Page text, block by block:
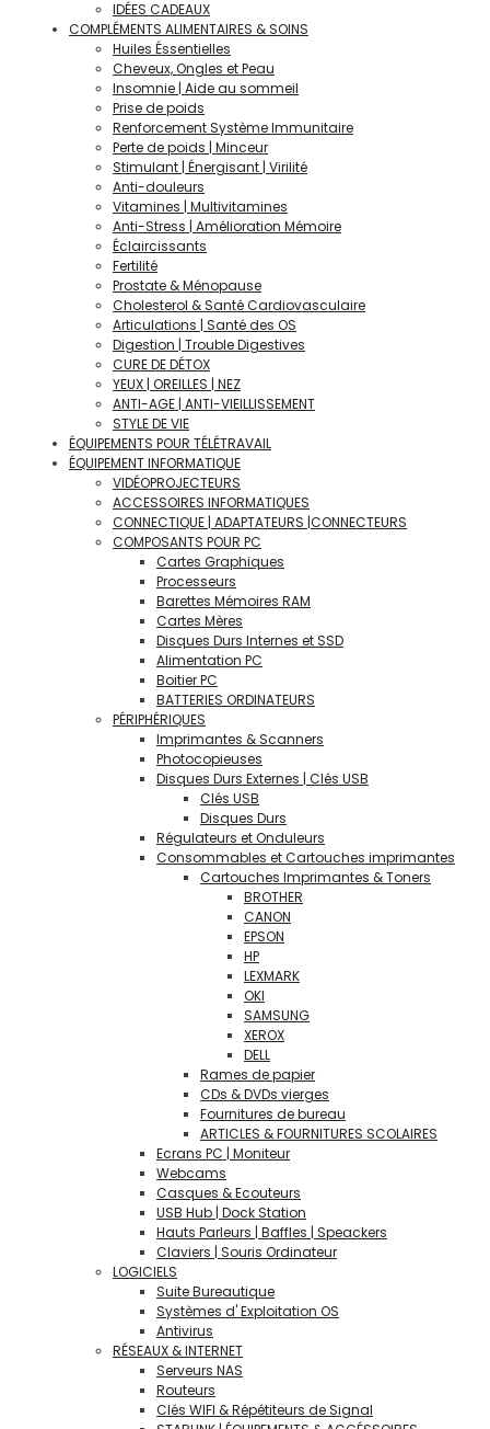
IDÉES CADEAUX
COMPLÉMENTS ALIMENTAIRES & SOINS
Huiles Éssentielles
Cheveux, Ongles et Peau
Insomnie | Aide au sommeil
Prise de poids
Renforcement Système Immunitaire
Perte de poids | Minceur
Stimulant | Énergisant | Virilité
Anti-douleurs
Vitamines | Multivitamines
Anti-Stress | Amélioration Mémoire
Éclaircissants
Fertilité
Prostate & Ménopause
Cholesterol & Santé Cardiovasculaire
Articulations | Santé des OS
Digestion | Trouble Digestives
CURE DE DÉTOX
YEUX | OREILLES | NEZ
ANTI-AGE | ANTI-VIEILLISSEMENT
STYLE DE VIE
ÉQUIPEMENTS POUR TÉLÉTRAVAIL
ÉQUIPEMENT INFORMATIQUE
VIDÉOPROJECTEURS
ACCESSOIRES INFORMATIQUES
CONNECTIQUE | ADAPTATEURS |CONNECTEURS
COMPOSANTS POUR PC
Cartes Graphiques
Processeurs
Barettes Mémoires RAM
Cartes Mères
Disques Durs Internes et SSD
Alimentation PC
Boitier PC
BATTERIES ORDINATEURS
PÉRIPHÉRIQUES
Imprimantes & Scanners
Photocopieuses
Disques Durs Externes | Clés USB
Clés USB
Disques Durs
Régulateurs et Onduleurs
Consommables et Cartouches imprimantes
Cartouches Imprimantes & Toners
BROTHER
CANON
EPSON
HP
LEXMARK
OKI
SAMSUNG
XEROX
DELL
Rames de papier
CDs & DVDs vierges
Fournitures de bureau
ARTICLES & FOURNITURES SCOLAIRES
Ecrans PC | Moniteur
Webcams
Casques & Ecouteurs
USB Hub | Dock Station
Hauts Parleurs | Baffles | Speackers
Claviers | Souris Ordinateur
LOGICIELS
Suite Bureautique
Systèmes d' Exploitation OS
Antivirus
RÉSEAUX & INTERNET
Serveurs NAS
Routeurs
Clés WIFI & Répétiteurs de Signal